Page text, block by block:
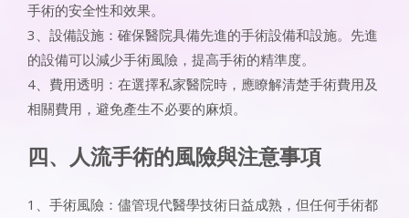
手術的安全性和效果。
3、設備設施：確保醫院具備先進的手術設備和設施。先進
的設備可以減少手術風險，提高手術的精準度。
4、費用透明：在選擇私家醫院時，應瞭解清楚手術費用及
相關費用，避免產生不必要的麻煩。
四、人流手術的風險與注意事項
1、手術風險：儘管現代醫學技術日益成熟，但任何手術都